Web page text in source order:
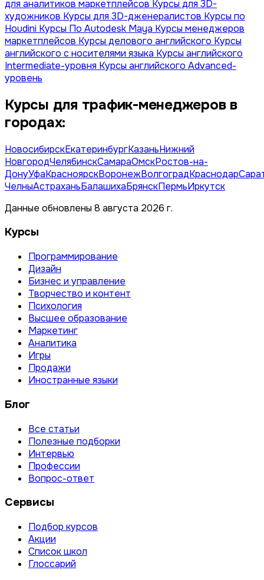
для аналитиков маркетплейсов Курсы для 3D-
художников Курсы для 3D-дженералистов Курсы по
Houdini Курсы По Autodesk Maya Курсы менеджеров
маркетплейсов Курсы делового английского Курсы
английского с носителями языка Курсы английского
Intermediate-уровня Курсы английского Advanced-
уровень
Курсы для трафик-менеджеров в
городах:
НовосибирскЕкатеринбургКазаньНижний
НовгородЧелябинскСамараОмскРостов-на-
ДонуУфаКрасноярскВоронежВолгоградКраснодар
ЧелныАстраханьБалашихаБрянскПермьИркутск
Данные обновлены 8 августа 2026 г.
Курсы
Программирование
Дизайн
Бизнес и управление
Творчество и контент
Психология
Высшее образование
Маркетинг
Аналитика
Игры
Продажи
Иностранные языки
Блог
Все статьи
Полезные подборки
Интервью
Профессии
Вопрос-ответ
Сервисы
Подбор курсов
Акции
Список школ
Глоссарий